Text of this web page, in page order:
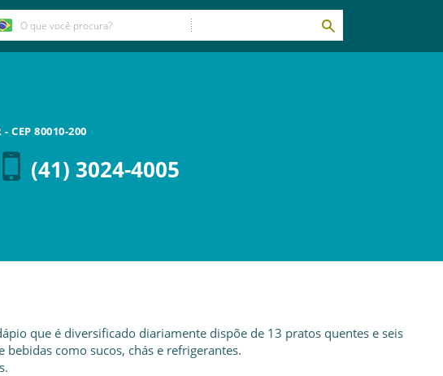
- CEP 80010-200
(41) 3024-4005
que é diversificado diariamente dispõe de 13 pratos quentes e seis
bebidas como sucos, chás e refrigerantes.